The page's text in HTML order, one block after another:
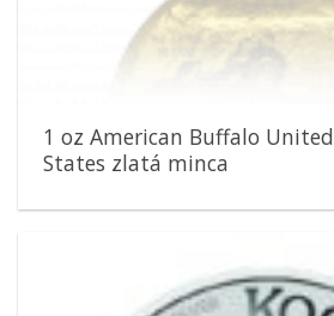
1 oz American Buffalo United
States zlatá minca